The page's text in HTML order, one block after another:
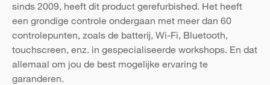
sinds 2009, heeft dit product gerefurbished. Het heeft
een grondige controle ondergaan met meer dan 60
controlepunten, zoals de batterij, Wi-Fi, Bluetooth,
touchscreen, enz. in gespecialiseerde workshops. En dat
allemaal om jou de best mogelijke ervaring te
garanderen.